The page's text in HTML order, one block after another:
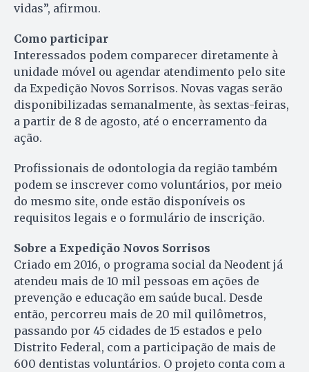
vidas”, afirmou.
Como participar
Interessados podem comparecer diretamente à
unidade móvel ou agendar atendimento pelo site
da Expedição Novos Sorrisos. Novas vagas serão
disponibilizadas semanalmente, às sextas-feiras,
a partir de 8 de agosto, até o encerramento da
ação.
Profissionais de odontologia da região também
podem se inscrever como voluntários, por meio
do mesmo site, onde estão disponíveis os
requisitos legais e o formulário de inscrição.
Sobre a Expedição Novos Sorrisos
Criado em 2016, o programa social da Neodent já
atendeu mais de 10 mil pessoas em ações de
prevenção e educação em saúde bucal. Desde
então, percorreu mais de 20 mil quilômetros,
passando por 45 cidades de 15 estados e pelo
Distrito Federal, com a participação de mais de
600 dentistas voluntários. O projeto conta com a